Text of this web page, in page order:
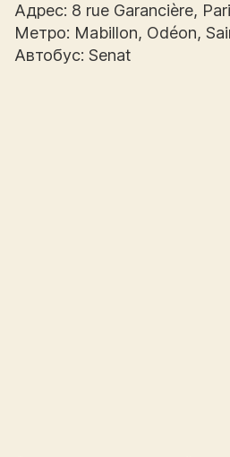
Адрес: 8 rue Garancière,
Метро: Mabillon, Odéon,
Автобус: Senat